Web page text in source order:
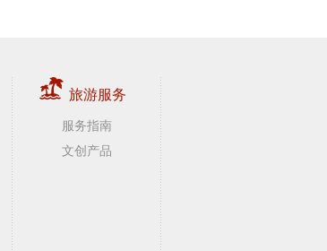
旅游服务
服务指南
文创产品